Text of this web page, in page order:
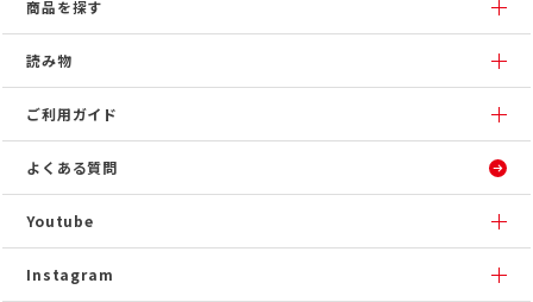
商品を探す
読み物
ご利用ガイド
よくある質問
Youtube
Instagram